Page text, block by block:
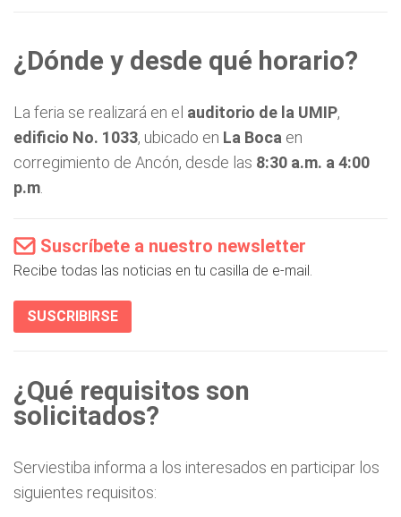
¿Dónde y desde qué horario?
La feria se realizará en el auditorio de la UMIP,
edificio No. 1033, ubicado en La Boca en
corregimiento de Ancón, desde las 8:30 a.m. a 4:00
p.m
Suscríbete a nuestro newsletter
Recibe todas las noticias en tu casilla de e-mail.
SUSCRIBIRSE
¿Qué requisitos son
solicitados?
Serviestiba informa a los interesados en participar los
siguientes requisitos: